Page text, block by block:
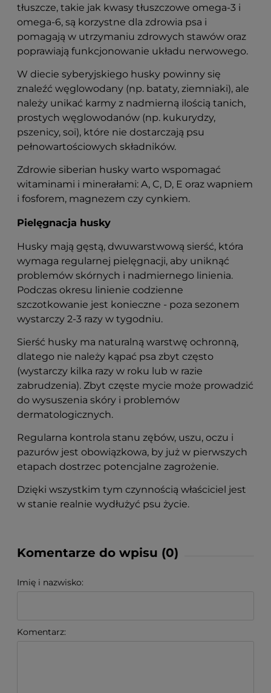
tłuszcze, takie jak kwasy tłuszczowe omega-3 i
omega-6, są korzystne dla zdrowia psa i
pomagają w utrzymaniu zdrowych stawów oraz
poprawiają funkcjonowanie układu nerwowego.
W diecie syberyjskiego husky powinny się
znaleźć węglowodany (np. bataty, ziemniaki), ale
należy unikać karmy z nadmierną ilością tanich,
prostych węglowodanów (np. kukurydzy,
pszenicy, soi), które nie dostarczają psu
pełnowartościowych składników.
Zdrowie siberian husky warto wspomagać
witaminami i minerałami: A, C, D, E oraz wapniem
i fosforem, magnezem czy cynkiem.
Pielęgnacja husky
Husky mają gęstą, dwuwarstwową sierść, która
wymaga regularnej pielęgnacji, aby uniknąć
problemów skórnych i nadmiernego linienia.
Podczas okresu linienie codzienne
szczotkowanie jest konieczne - poza sezonem
wystarczy 2-3 razy w tygodniu.
Sierść husky ma naturalną warstwę ochronną,
dlatego nie należy kąpać psa zbyt często
(wystarczy kilka razy w roku lub w razie
zabrudzenia). Zbyt częste mycie może prowadzić
do wysuszenia skóry i problemów
dermatologicznych.
Regularna kontrola stanu zębów, uszu, oczu i
pazurów jest obowiązkowa, by już w pierwszych
etapach dostrzec potencjalne zagrożenie.
Dzięki wszystkim tym czynnością właściciel jest
w stanie realnie wydłużyć psu życie.
Komentarze do wpisu (0)
Imię i nazwisko:
Komentarz: